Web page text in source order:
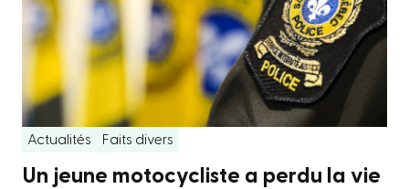
Actualités Faits divers
Un jeune motocycliste a perdu la vie